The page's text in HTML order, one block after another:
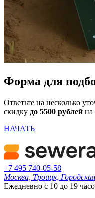
Форма для
Ответьте на несколько
скидку до 5500 рублей на
НАЧАТЬ
+7 495 740-05-58
Москва, Троицк,
Ежедневно с 10 до 19